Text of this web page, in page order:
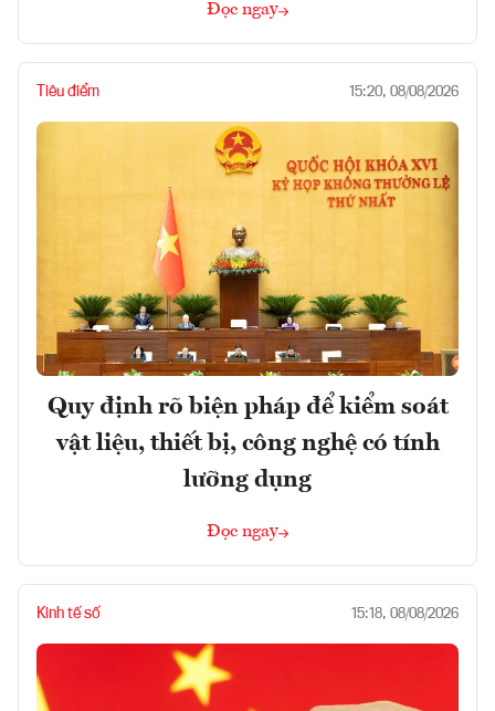
Đọc ngay
Tiêu điểm 15:20, 08/08/2026
Quy định rõ biện pháp để kiểm soát
vật liệu, thiết bị, công nghệ có tính
lưỡng dụng
Đọc ngay
Kinh tế số 15:18, 08/08/2026